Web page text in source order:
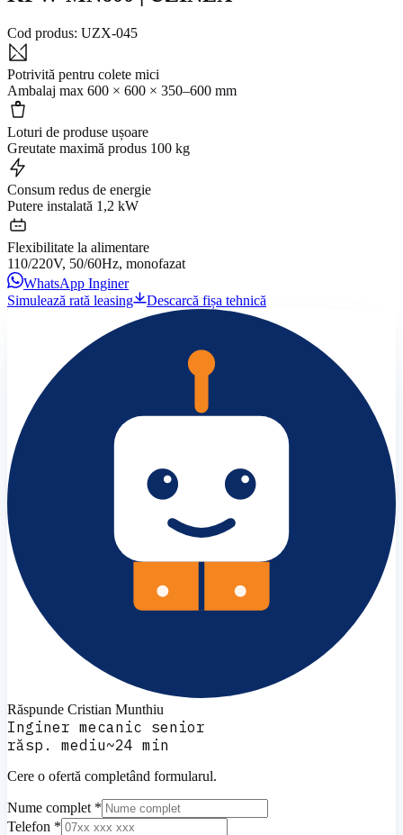
Cod produs: UZX-045
Potrivită pentru colete mici
Ambalaj max 600 × 600 × 350–600 mm
Loturi de produse ușoare
Greutate maximă produs 100 kg
Consum redus de energie
Putere instalată 1,2 kW
Flexibilitate la alimentare
110/220V, 50/60Hz, monofazat
WhatsApp Inginer
Simulează rată leasing
Descarcă fișa tehnică
Răspunde Cristian Munthiu
Inginer mecanic senior
răsp. mediu~24 min
Cere o ofertă completând formularul.
Nume complet *
Telefon *